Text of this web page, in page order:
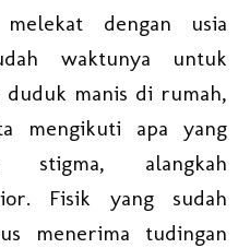
dengan usia
waktunya untuk
manis di rumah,
mengikuti apa yang
stigma, alangkah
Fisik yang sudah
menerima tudingan